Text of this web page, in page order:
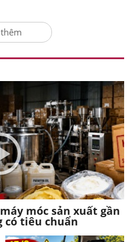
móc sản xuất gần
có tiêu chuẩn